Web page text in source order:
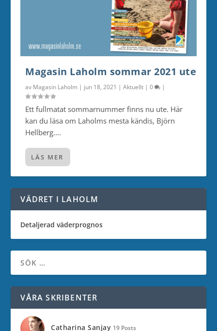
Magasin Laholm sommar 2021 ute
av Magasin Laholm | jun 18, 2021 |Aktuellt |0 |
Ett fullmatat sommarnummer finns nu ute. Här
kan du läsa om Laholms mesta kändis, Björn
Hellberg....
LÄS MER
VÄDRET I LAHOLM
Detaljerad väderprognos
VÅRA SKRIBENTER
Catharina Sanjay 19 Posts